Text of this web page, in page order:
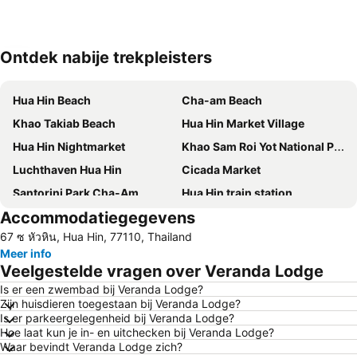
Kaart uitvouwen
Ontdek nabije trekpleisters
Hua Hin Beach
Cha-am Beach
Khao Takiab Beach
Hua Hin Market Village
Hua Hin Nightmarket
Khao Sam Roi Yot National Park
Luchthaven Hua Hin
Cicada Market
Santorini Park Cha-Am
Hua Hin train station
Suan Son Pradipat Beach
Premium Outlet Cha-am
Accommodatiegegevens
67 ซ หัวหิน, Hua Hin, 77110, Thailand
Meer info
Veelgestelde vragen over Veranda Lodge
Is er een zwembad bij Veranda Lodge?
Zijn huisdieren toegestaan bij Veranda Lodge?
Is er parkeergelegenheid bij Veranda Lodge?
Hoe laat kun je in- en uitchecken bij Veranda Lodge?
Waar bevindt Veranda Lodge zich?